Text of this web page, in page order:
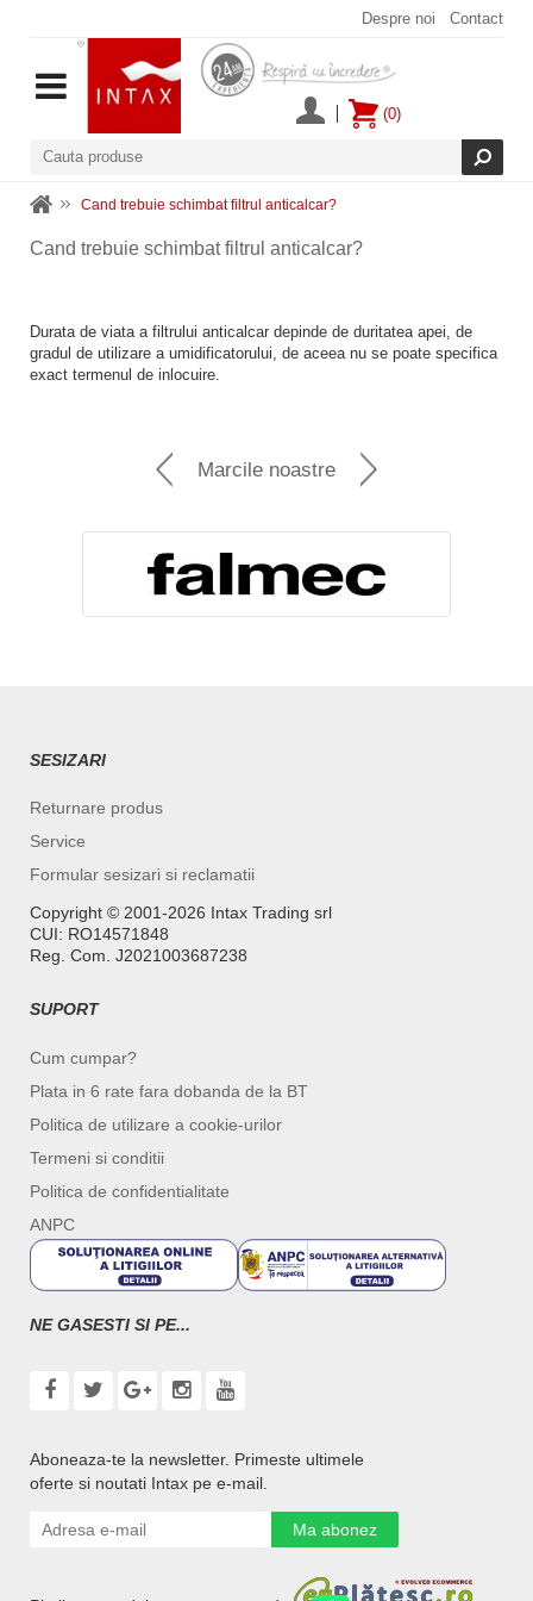
Despre noi Contact
(0)
Cand trebuie schimbat filtrul anticalcar?
Cand trebuie schimbat filtrul anticalcar?
Durata de viata a filtrului anticalcar depinde de duritatea apei, de
gradul de utilizare a umidificatorului, de aceea nu se poate specifica
exact termenul de inlocuire.
Marcile noastre
SESIZARI
Returnare produs
Service
Formular sesizari si reclamatii
Copyright ©️ 2001-2026 Intax Trading srl
CUI: RO14571848
Reg. Com. J2021003687238
SUPORT
Cum cumpar?
Plata in 6 rate fara dobanda de la BT
Politica de utilizare a cookie-urilor
Termeni si conditii
Politica de confidentialitate
ANPC
NE GASESTI SI PE...
Aboneaza-te la newsletter. Primeste ultimele
oferte si noutati Intax pe e-mail.
Ma abonez